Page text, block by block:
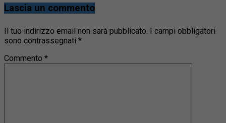
Lascia un commento
Il tuo indirizzo email non sarà pubblicato. I campi obbligatori
sono contrassegnati *
Commento *